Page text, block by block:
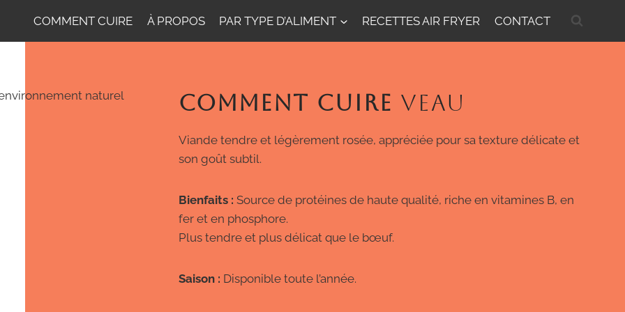
COMMENT CUIRE À PROPOS PAR TYPE D’ALIMENT RECETTES AIR FRYER CONTACT
COMMENT CUIRE VEAU
Viande tendre et légèrement rosée, appréciée pour sa texture délicate et
son goût subtil.
Bienfaits : Source de protéines de haute qualité, riche en vitamines B, en
fer et en phosphore.
Plus tendre et plus délicat que le bœuf.
Saison : Disponible toute l’année.